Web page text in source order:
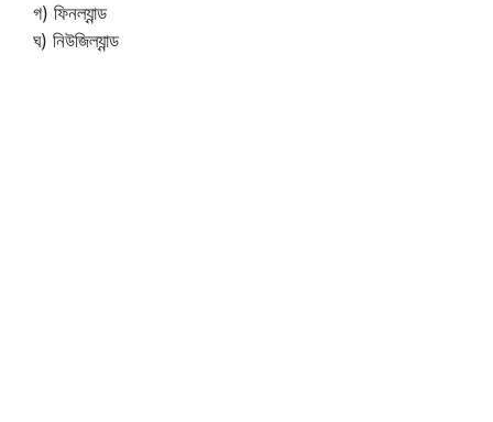
গ) ফিনল্যান্ড
ঘ) নিউজিল্যান্ড